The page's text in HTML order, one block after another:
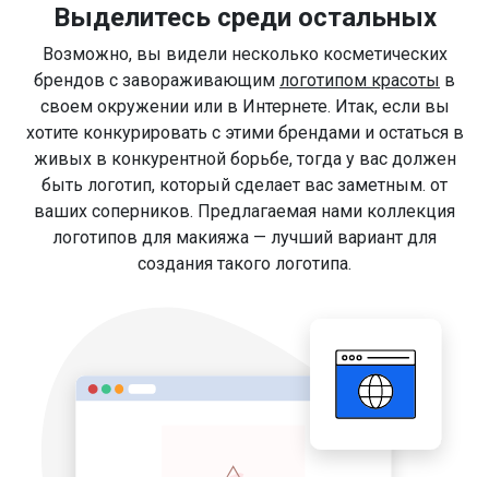
Выделитесь среди остальных
Возможно, вы видели несколько косметических
брендов с завораживающим логотипом красоты в
своем окружении или в Интернете. Итак, если вы
хотите конкурировать с этими брендами и остаться в
живых в конкурентной борьбе, тогда у вас должен
быть логотип, который сделает вас заметным. от
ваших соперников. Предлагаемая нами коллекция
логотипов для макияжа — лучший вариант для
создания такого логотипа.